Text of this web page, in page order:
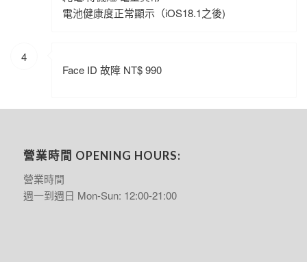
電池健康度正常顯示（iOS18.1之後)
4
Face ID 故障 NT$ 990
營業時間 OPENING HOURS:
營業時間
週一到週日 Mon-Sun: 12:00-21:00